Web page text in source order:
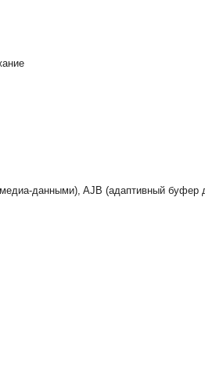
медиа-данными), AJB (адаптивный буфер